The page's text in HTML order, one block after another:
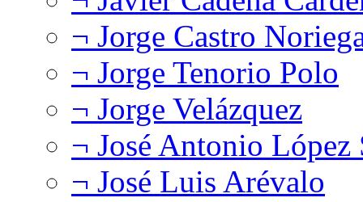
¬ Jorge Castro
¬ Jorge Tenorio Polo
¬ Jorge Velázquez
¬ José Antonio López
¬ José Luis Arévalo